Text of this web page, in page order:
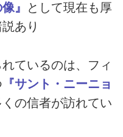
』
として現在も厚
あり
ているのは、フィ
『サント・ニーニョ
の信者が訪れてい